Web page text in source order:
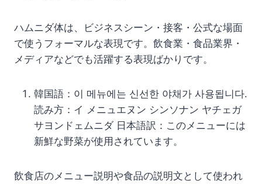
ハムニダ体は、ビジネスシーン・接客・公式な場面
で使うフォーマルな表現です。飲食業・食品業界・
メディアなどでも活躍する表現ばかりです。
韓国語：이 메뉴에는 신선한 야채가 사용됩니다.
読み方：イ メニュエヌン シンソナン ヤチェガ
サヨンドェムニダ 日本語訳：このメニューには
新鮮な野菜が使用されています。
飲食店のメニュー説明や食品の説明文として使われ